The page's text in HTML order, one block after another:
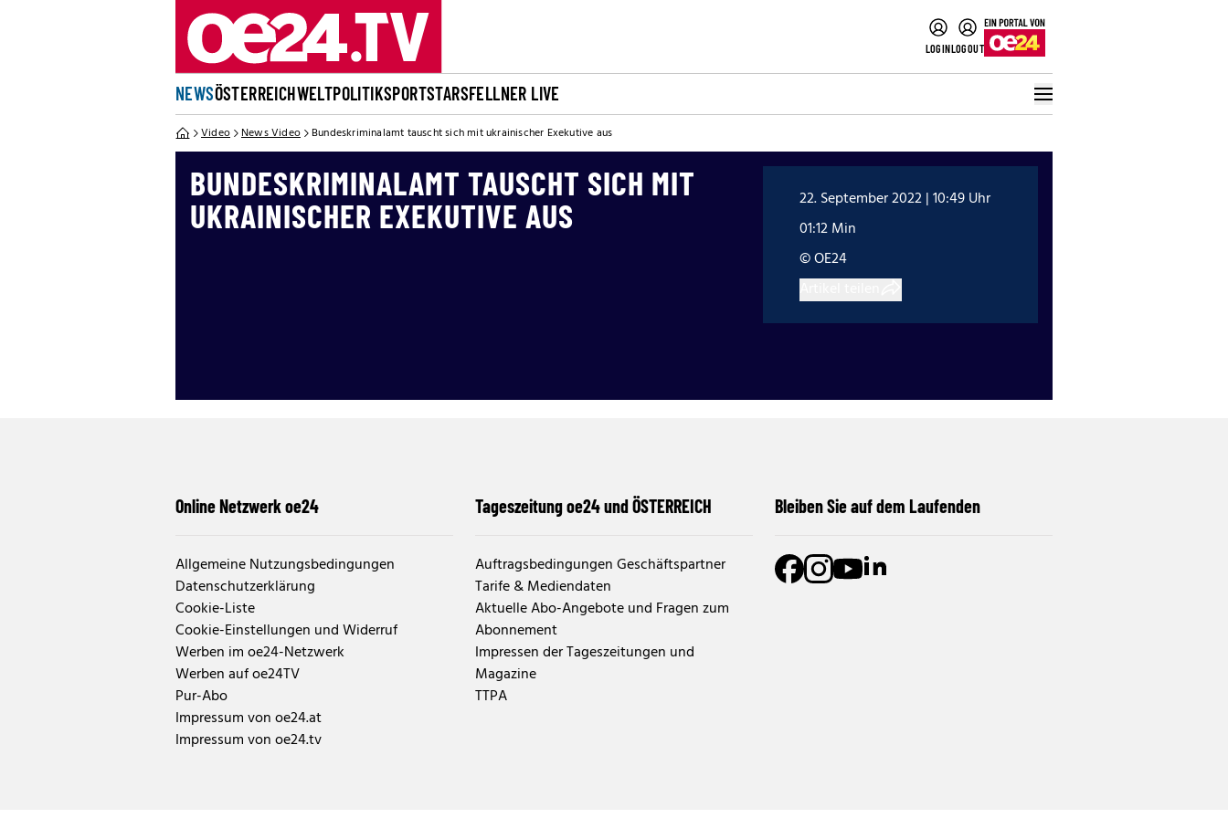
LOGINLOGOUT
NEWSÖSTERREICHWELTPOLITIKSPORTSTARSFELLNER LIVE
Video News Video Bundeskriminalamt tauscht sich mit ukrainischer Exekutive aus
BUNDESKRIMINALAMT TAUSCHT SICH MIT
UKRAINISCHER EXEKUTIVE AUS
22. September 2022 | 10:49 Uhr
01:12 Min
© OE24
Online Netzwerk oe24
Allgemeine Nutzungsbedingungen
Datenschutzerklärung
Cookie-Liste
Cookie-Einstellungen und Widerruf
Werben im oe24-Netzwerk
Werben auf oe24TV
Pur-Abo
Impressum von oe24.at
Impressum von oe24.tv
Tageszeitung oe24 und ÖSTERREICH
Auftragsbedingungen Geschäftspartner
Tarife & Mediendaten
Aktuelle Abo-Angebote und Fragen zum
Abonnement
Impressen der Tageszeitungen und
Magazine
TTPA
Bleiben Sie auf dem Laufenden